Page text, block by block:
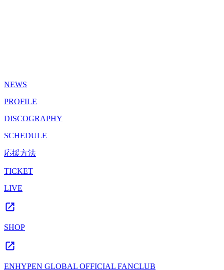
NEWS
PROFILE
DISCOGRAPHY
SCHEDULE
応援方法
TICKET
LIVE
SHOP
ENHYPEN GLOBAL OFFICIAL FANCLUB